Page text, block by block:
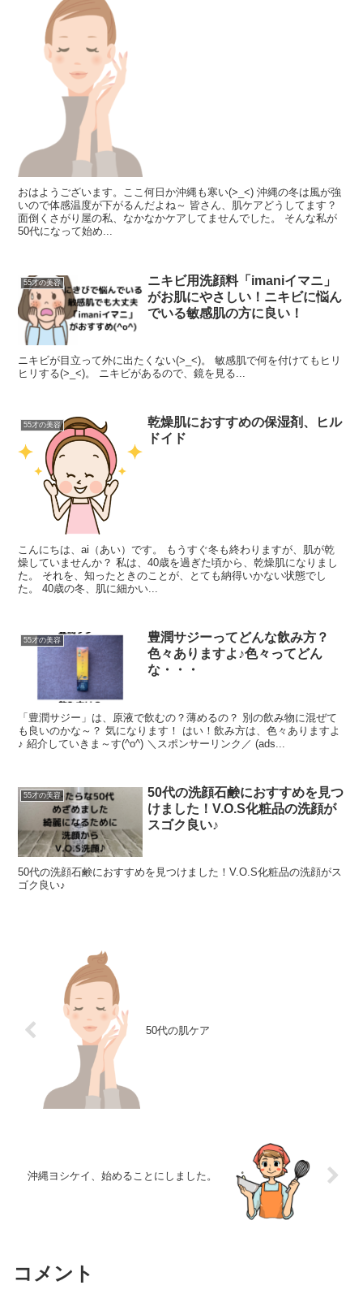
おはようございます。ここ何日か沖縄も寒い(>_<) 沖縄の冬は風が強
いので体感温度が下がるんだよね～ 皆さん、肌ケアどうしてます？
面倒くさがり屋の私、なかなかケアしてませんでした。 そんな私が
50代になって始め...
55才の美容
ニキビ用洗顔料「imaniイマニ」
がお肌にやさしい！ニキビに悩ん
でいる敏感肌の方に良い！
ニキビが目立って外に出たくない(>_<)。 敏感肌で何を付けてもヒリ
ヒリする(>_<)。 ニキビがあるので、鏡を見る...
55才の美容
乾燥肌におすすめの保湿剤、ヒル
ドイド
こんにちは、ai（あい）です。 もうすぐ冬も終わりますが、肌が乾
燥していませんか？ 私は、40歳を過ぎた頃から、乾燥肌になりまし
た。 それを、知ったときのことが、とても納得いかない状態でし
た。 40歳の冬、肌に細かい...
55才の美容
豊潤サジーってどんな飲み方？
色々ありますよ♪色々ってどん
な・・・
「豊潤サジー」は、原液で飲むの？薄めるの？ 別の飲み物に混ぜて
も良いのかな～？ 気になります！ はい！飲み方は、色々ありますよ
♪ 紹介していきま～す(^o^) ＼スポンサーリンク／ (ads...
55才の美容
50代の洗顔石鹸におすすめを見つ
けました！V.O.S化粧品の洗顔が
スゴク良い♪
50代の洗顔石鹸におすすめを見つけました！V.O.S化粧品の洗顔がス
ゴク良い♪
50代の肌ケア
沖縄ヨシケイ、始めることにしました。
コメント